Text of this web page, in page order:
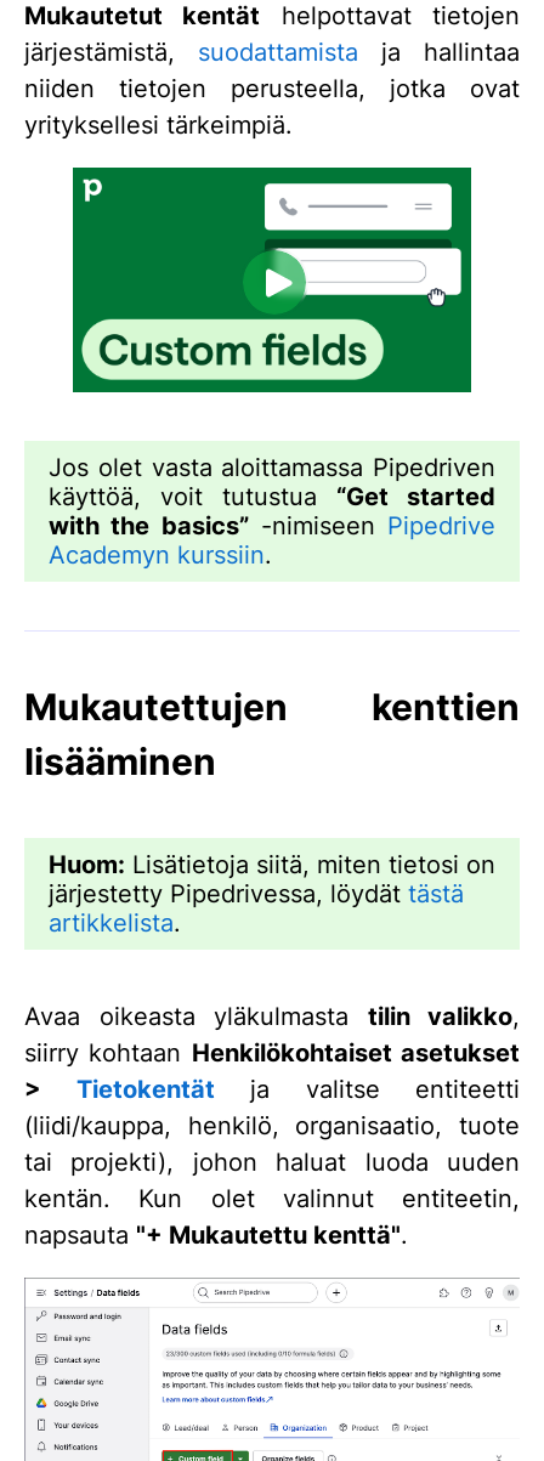
Mukautetut kentät helpottavat tietojen
järjestämistä, suodattamista ja hallintaa
niiden tietojen perusteella, jotka ovat
yrityksellesi tärkeimpiä.
Jos olet vasta aloittamassa Pipedriven
käyttöä, voit tutustua “Get started
with the basics”-nimiseen Pipedrive
Academyn kurssiin.
Mukautettujen kenttien
lisääminen
Huom: Lisätietoja siitä, miten tietosi on
järjestetty Pipedrivessa, löydät tästä
artikkelista.
Avaa oikeasta yläkulmasta tilin valikko,
siirry kohtaan Henkilökohtaiset asetukset
> Tietokentät ja valitse entiteetti
(liidi/kauppa, henkilö, organisaatio, tuote
tai projekti), johon haluat luoda uuden
kentän. Kun olet valinnut entiteetin,
napsauta "+ Mukautettu kenttä".